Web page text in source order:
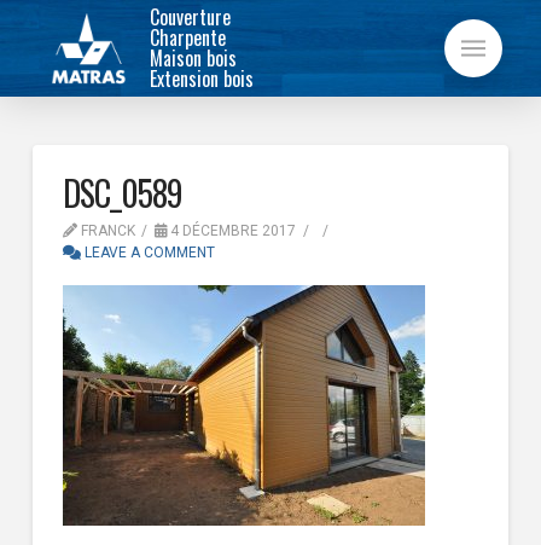
Couverture
Charpente
Maison bois
Extension bois
DSC_0589
FRANCK
4 DÉCEMBRE 2017
LEAVE A COMMENT